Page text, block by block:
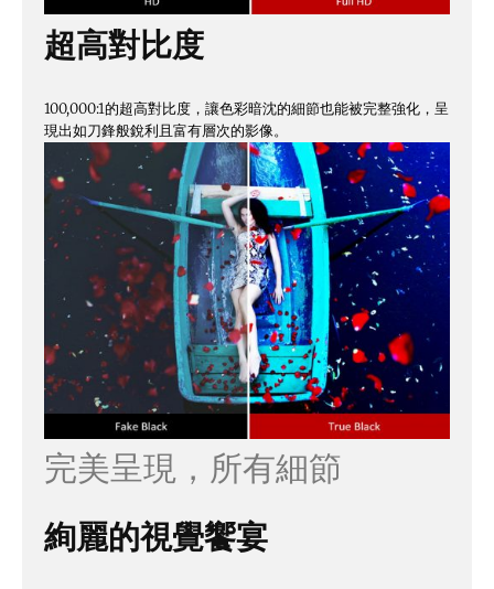
超高對比度
100,000:1的超高對比度，讓色彩暗沈的細節也能被完整強化，呈
現出如刀鋒般銳利且富有層次的影像。
完美呈現，所有細節
絢麗的視覺饗宴